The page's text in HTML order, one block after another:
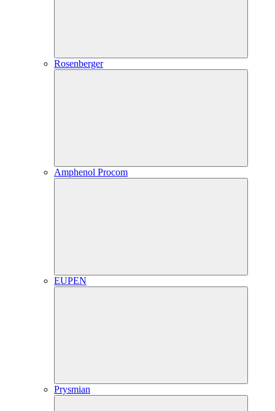
Rosenberger
Amphenol Procom
EUPEN
Prysmian